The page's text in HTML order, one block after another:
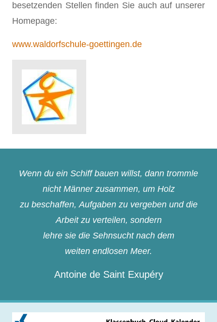
besetzenden Stellen finden Sie auch auf unserer
Homepage:
www.waldorfschule-goettingen.de
Wenn du ein Schiff bauen willst, dann trommle
nicht Männer zusammen, um Holz
zu beschaffen, Aufgaben zu vergeben und die
Arbeit zu verteilen, sondern
lehre sie die Sehnsucht nach dem
weiten endlosen Meer.
Antoine de Saint Exupéry